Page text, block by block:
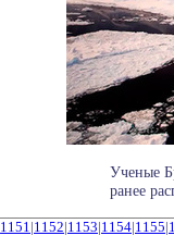
Ученые
ранее
1151|1152|1153|1154|1155|